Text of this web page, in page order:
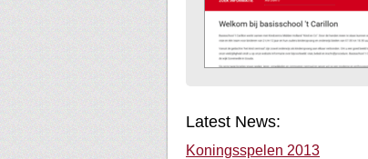
Latest News:
Koningsspelen 2013